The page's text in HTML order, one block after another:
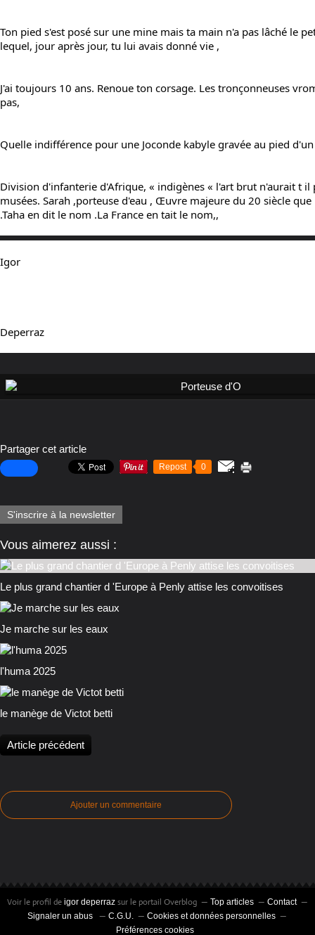
Ton pied s'est posé sur une mine mais ta main n'a pas lâché le
lequel, jour après jour, tu lui avais donné vie ,
J'ai toujours 10 ans. Renoue ton corsage. Les tronçonneuses
pas,
Quelle indifférence pour une Joconde kabyle gravée au pied
Division d'infanterie d'Afrique, « indigènes « l'art brut n'aurait t il
musées. Sarah ,porteuse d'eau , Œuvre majeure du 20 siècle
.Taha en dit le nom .La France en tait le nom,,
Deperraz
Partager cet article
Repost 0
S'inscrire à la newsletter
Vous aimerez aussi :
Le plus grand chantier d 'Europe à Penly attise les convoitises
Je marche sur les eaux
l'huma 2025
le manège de Victot betti
Article précédent
Ajouter un commentaire
Voir le profil de igor deperraz sur le portail Overblog Top articles
Contact
Signaler un abus
C.G.U.
Cookies et données personnelles
Préférences cookies